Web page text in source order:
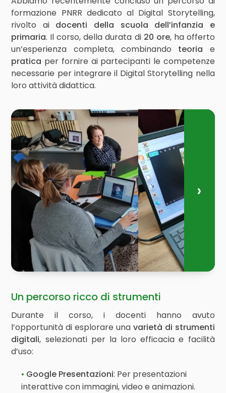
formazione PNRR dedicato al Digital Storytelling,
rivolto ai docenti della scuola dell’infanzia e
primaria. Il corso, della durata di 20 ore, ha offerto
un’esperienza completa, combinando teoria e
pratica per fornire ai partecipanti le competenze
necessarie per integrare il Digital Storytelling nella
loro attività didattica.
Un percorso ricco di strumenti
Durante il corso, i docenti hanno avuto
l’opportunità di esplorare una varietà di strumenti
digitali, selezionati per la loro efficacia e facilità
d’uso:
Google Presentazioni: Per presentazioni
interattive con immagini, video e animazioni.